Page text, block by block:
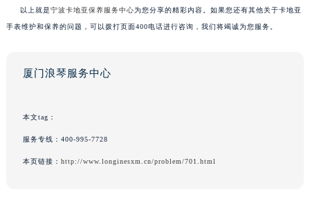
以上就是宁波卡地亚保养服务中心为您分享的精彩内容。如果您还有其他关于卡地亚
手表维护和保养的问题，可以拨打页面400电话进行咨询，我们将竭诚为您服务。
厦门浪琴服务中心
本文tag：
服务专线： 400-995-7728
本页链接： http://www.longinesxm.cn/problem/701.html